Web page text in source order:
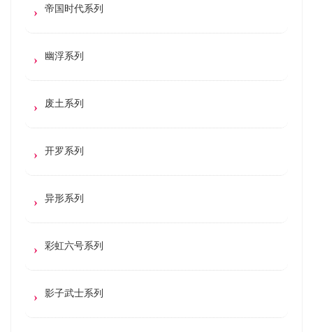
帝国时代系列
幽浮系列
废土系列
开罗系列
异形系列
彩虹六号系列
影子武士系列